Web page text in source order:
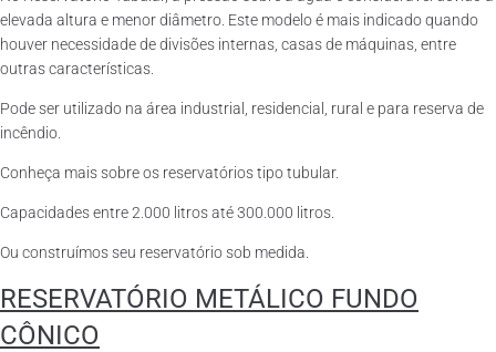
elevada altura e menor diâmetro. Este modelo é mais indicado quando
houver necessidade de divisões internas, casas de máquinas, entre
outras características.
Pode ser utilizado na área industrial, residencial, rural e para reserva de
incêndio.
Conheça mais sobre os reservatórios tipo tubular.
Capacidades entre 2.000 litros até 300.000 litros.
Ou construímos seu reservatório sob medida.
RESERVATÓRIO METÁLICO FUNDO
CÔNICO